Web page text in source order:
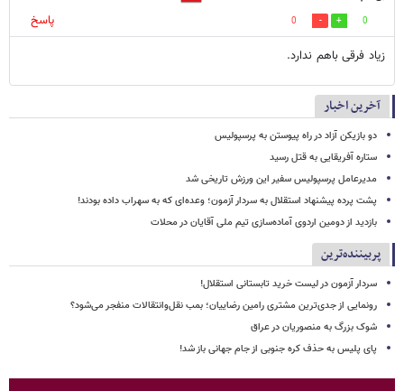
0
0
پاسخ
زیاد فرقی باهم ندارد.
آخرین اخبار
دو بازیکن آزاد در راه پیوستن به پرسپولیس
ستاره آفریقایی به قتل رسید
مدیرعامل پرسپولیس سفیر این ورزش تاریخی شد
پشت پرده پیشنهاد استقلال به سردار آزمون؛ وعده‌ای که به سهراب داده بودند!
بازدید از دومین اردوی آماده‌سازی تیم ملی آقایان در محلات
پربیننده‌ترین
سردار آزمون در لیست خرید تابستانی استقلال!
رونمایی از جدی‌ترین مشتری رامین رضاییان؛ بمب نقل‌وانتقالات منفجر می‌شود؟
شوک بزرگ به منصوریان در عراق
پای پلیس به حذف کره جنوبی از جام جهانی باز شد!